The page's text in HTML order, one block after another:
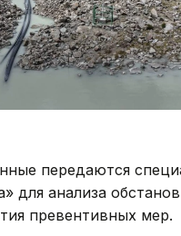
передаются
для анализа
превентивных мер.